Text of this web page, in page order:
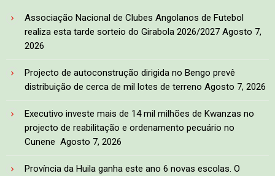
Associação Nacional de Clubes Angolanos de Futebol
realiza esta tarde sorteio do Girabola 2026/2027 Agosto 7,
2026
Projecto de autoconstrução dirigida no Bengo prevê
distribuição de cerca de mil lotes de terreno Agosto 7, 2026
Executivo investe mais de 14 mil milhões de Kwanzas no
projecto de reabilitação e ordenamento pecuário no
Cunene Agosto 7, 2026
Província da Huila ganha este ano 6 novas escolas. O